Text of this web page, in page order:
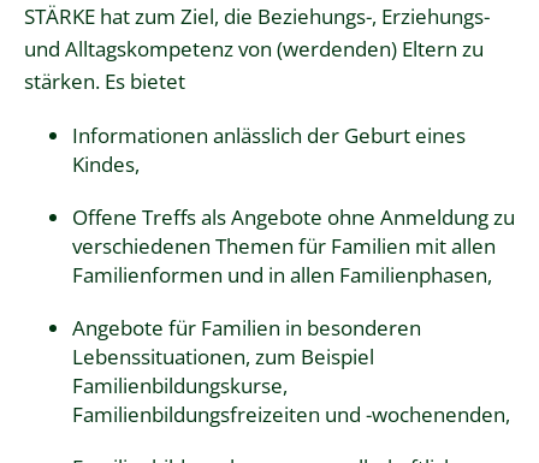
STÄRKE hat zum Ziel, die Beziehungs-, Erziehungs-
und Alltagskompetenz von (werdenden) Eltern zu
stärken. Es bietet
Informationen anlässlich der Geburt eines
Kindes,
Offene Treffs als Angebote ohne Anmeldung zu
verschiedenen Themen für Familien mit allen
Familienformen und in allen Familienphasen,
Angebote für Familien in besonderen
Lebenssituationen, zum Beispiel
Familienbildungskurse,
Familienbildungsfreizeiten und -wochenenden,